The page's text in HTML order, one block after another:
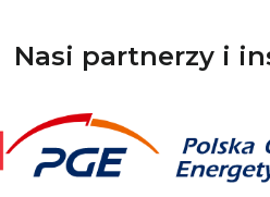
Nasi partnerzy i